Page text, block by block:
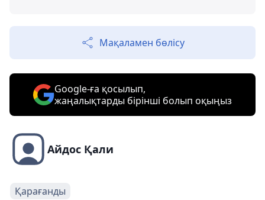
Мақаламен бөлісу
Google-ға қосылып,
жаңалықтарды бірінші болып оқыңыз
Айдос Қали
Қарағанды